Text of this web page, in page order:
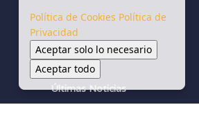
Seguridad
Sociedad
Últimas Noticias
Vialidades
Política de Cookies Política de
Privacidad
Aceptar solo lo necesario
Aceptar todo